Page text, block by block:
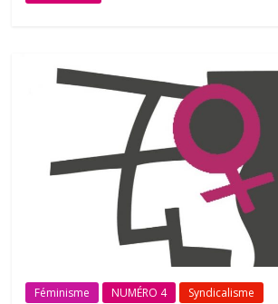
Féminisme NUMÉRO 4 Syndicalisme